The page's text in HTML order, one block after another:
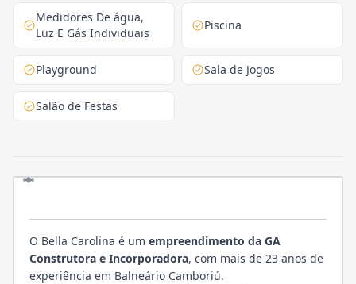
Medidores De água,
Luz E Gás Individuais
Piscina
Playground Sala de Jogos
Salão de Festas
O Bella Carolina é um empreendimento da GA
Construtora e Incorporadora, com mais de 23 anos de
experiência em Balneário Camboriú.